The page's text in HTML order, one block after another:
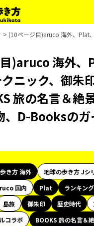
(10ページ目)aruco 海外、Plat
)aruco 海外、
ニック、御朱
旅の名言＆絶
、D-Booksのガ
き方 海外
地球の歩き方 Jシ
国内 Plat
ランキン
島旅 御朱印 歴史時代
コラボ
BOOKS 旅の名言＆